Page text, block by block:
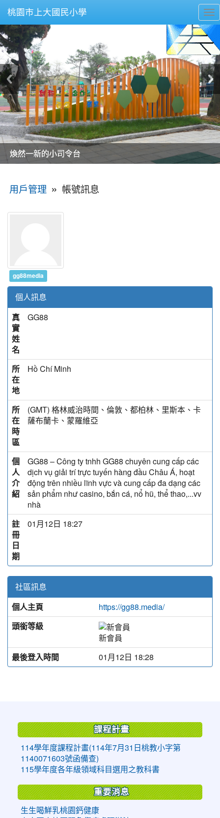
桃園市上大國民小學
美麗的操場是我們活力的來源
美麗的操場是我們活力的來源
煥然一新的小司令台
煥然一新的小司令台
富含桃園埤塘田園風光意象的中廊
富含桃園埤塘田園風光意象的中廊
嶄新的中庭廣場
嶄新的中庭廣場
水生池生生不息
水生池生生不息
用戶管理 » 帳號訊息
gg88media
個人訊息
真
實
姓
名
GG88
所
在
地
Hồ Chí Minh
所
在
時
區
(GMT) 格林威治時間、倫敦、都柏林、里斯本、卡
薩布蘭卡、蒙羅維亞
個
人
介
紹
GG88 – Công ty tnhh GG88 chuyên cung cấp các
dịch vụ giải trí trực tuyến hàng đầu Châu Á, hoạt
động trên nhiều lĩnh vực và cung cấp đa dạng các
sản phẩm như casino, bắn cá, nổ hũ, thể thao,...vv
nhà
註
冊
日
期
01月12日 18:27
社區訊息
個人主頁
https://gg88.media/
頭銜等級
新會員
最後登入時間
01月12日 18:28
課程計畫
114學年度課程計畫(114年7月31日桃教小字第
1140071603號函備查)
115學年度各年級領域科目選用之教科書
重要消息
生生喝鮮乳桃園鈣健康